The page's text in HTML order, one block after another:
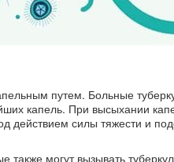
путем. Больные
капель. При высыхании
силы тяжести и
также могут вызывать